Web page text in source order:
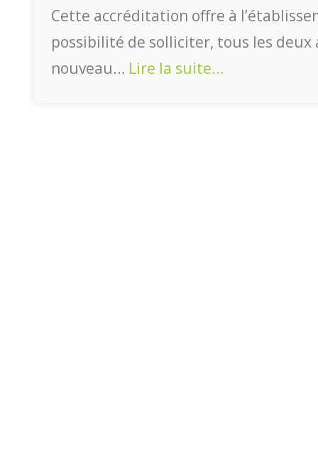
Cette accréditation offre à
possibilité de solliciter, tous les deux
nouveau… Lire la suite…